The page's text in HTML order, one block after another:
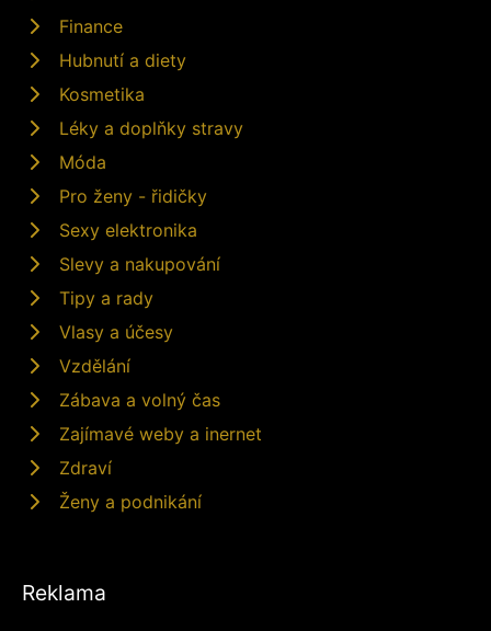
Finance
Hubnutí a diety
Kosmetika
Léky a doplňky stravy
Móda
Pro ženy - řidičky
Sexy elektronika
Slevy a nakupování
Tipy a rady
Vlasy a účesy
Vzdělání
Zábava a volný čas
Zajímavé weby a inernet
Zdraví
Ženy a podnikání
Reklama